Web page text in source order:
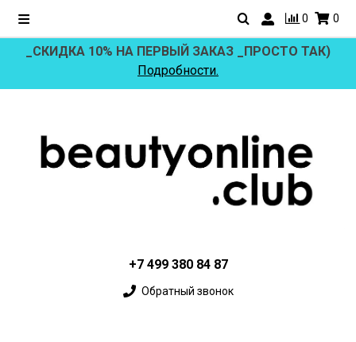
0 0
_СКИДКА 10% НА ПЕРВЫЙ ЗАКАЗ _ПРОСТО ТАК)
Подробности.
+7 499 380 84 87
Обратный звонок